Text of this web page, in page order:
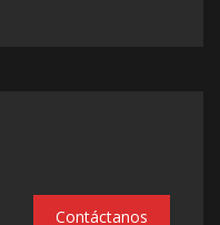
Contáctanos